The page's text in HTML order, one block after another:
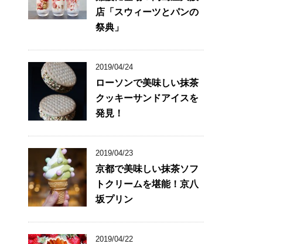
店「スウィーツとパンの
祭典」
2019/04/24
ローソンで美味しい抹茶
クッキーサンドアイスを
発見！
2019/04/23
京都で美味しい抹茶ソフ
トクリームを堪能！京八
坂プリン
2019/04/22